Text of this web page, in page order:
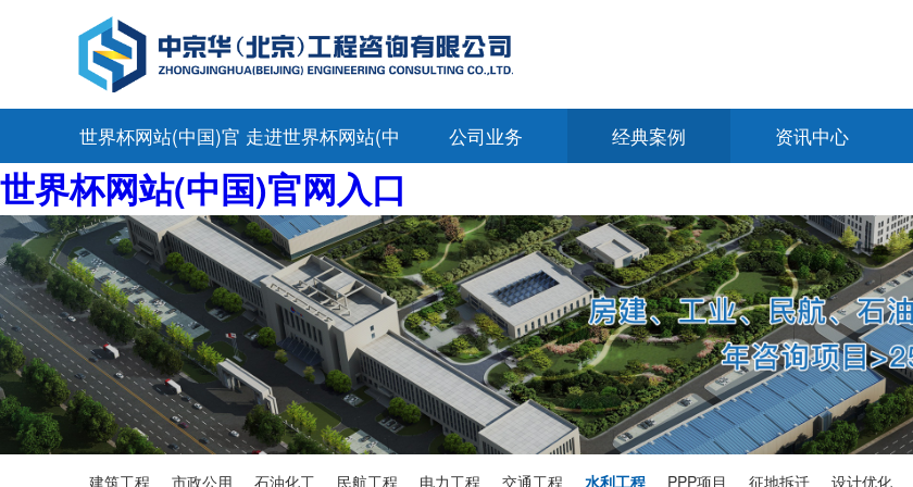
世界杯网站(中国)官网入口
世界杯网站(中国)官
网入口
走进世界杯网站(中
国)官网入口
公司业务 经典案例 资讯中心
建筑工程 市政公用 石油化工 民航工程 电力工程 交通工程 水利工程 PPP项目 征地拆迁 设计优化